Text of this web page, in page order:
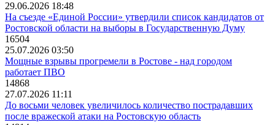
29.06.2026 18:48
На съезде «Единой России» утвердили список кандидатов от
Ростовской области на выборы в Государственную Думу
16504
25.07.2026 03:50
Мощные взрывы прогремели в Ростове - над городом
работает ПВО
14868
27.07.2026 11:11
До восьми человек увеличилось количество пострадавших
после вражеской атаки на Ростовскую область